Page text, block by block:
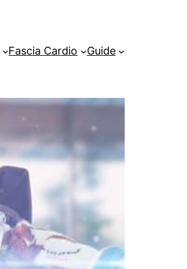
Fascia Cardio Guide